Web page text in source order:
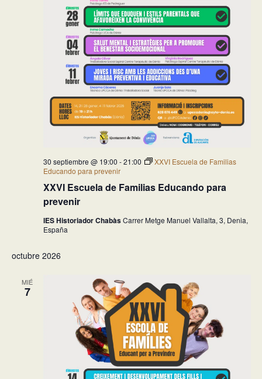
XXVI Escuela de Familias Educando para
prevenir
30 septiembre @ 19:00 -21:00
XXVI Escuela de Familias
Educando para prevenir
IES Historiador ChabàsCarrer Metge Manuel Vallalta, 3, Denia,
España
octubre 2026
MIÉ
7